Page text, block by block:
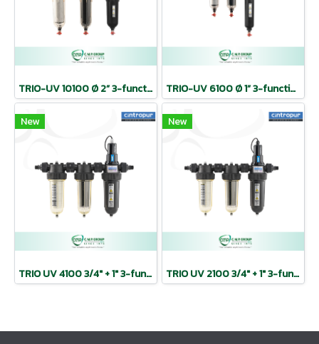
TRIO-UV 10100 Ø 2” 3-function sterilize (UV lamp 95 W.) | CINTROPUR TRIO-UV 6100 Ø 1” 3-function sterilize (UV lamp 60 W.) | CINTROPUR
New
TRIO UV 4100 3/4″ + 1″ 3-function sterilize (UV lamp 40 W.) | CINTROPUR
New
TRIO UV 2100 3/4″ + 1″ 3-function sterilize (UV lamp 25 W.) | CINTROPUR